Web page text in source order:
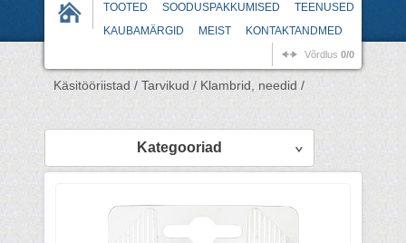
TOOTED SOODUSPAKKUMISED
TEENUSED
KAUBAMÄRGID
MEIST KONTAKTANDMED
Võrdlus 0/0
Käsitööriistad / Tarvikud / Klambrid, needid /
Kategooriad